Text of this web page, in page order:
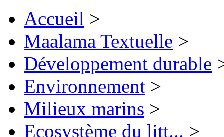
Accueil >
Maalama Textuelle >
Développement durable
Environnement >
Milieux marins >
Ecosystème du litt... >